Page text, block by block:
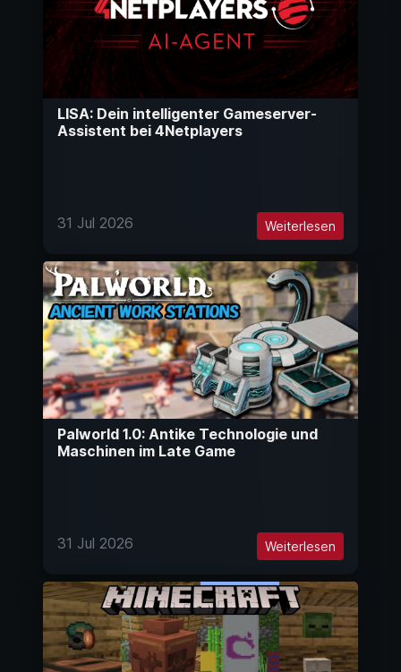
LISA: Dein intelligenter Gameserver-
Assistent bei 4Netplayers
31 Jul 2026 Weiterlesen
Palworld 1.0: Antike Technologie und
Maschinen im Late Game
31 Jul 2026 Weiterlesen